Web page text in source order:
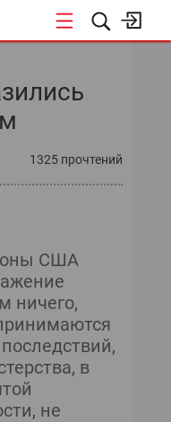
«ОТКРЫТЫЕ СИСТЕМЫ»
АВТОМАТИЗАЦИЯ
ДИРЕКТОР ИС
КОМПЬЮТЕРНЫЙ МИР
1325 прочтений
США
ничего,
в
не